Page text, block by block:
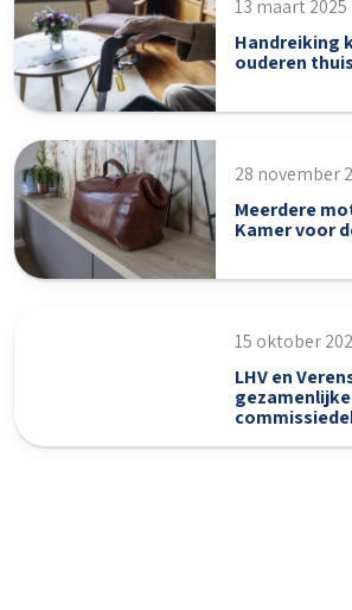
13 maart 2025
Handreiking
ouderen
28 november
Meerdere
Kamer voor
15 oktober
LHV en